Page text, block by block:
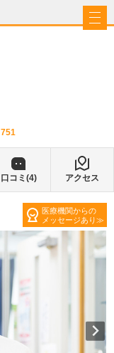
751
口コミ(4) アクセス
医療機関からの
メッセージあり